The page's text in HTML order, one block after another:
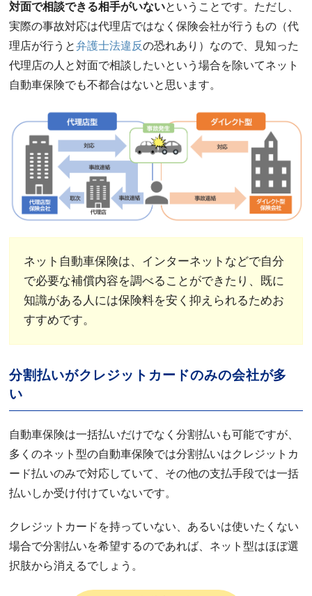
対面で相談できる相手がいないということです。ただし、
実際の事故対応は代理店ではなく保険会社が行うもの（代
理店が行うと弁護士法違反の恐れあり）なので、見知った
代理店の人と対面で相談したいという場合を除いてネット
自動車保険でも不都合はないと思います。
ネット自動車保険は、インターネットなどで自分
で必要な補償内容を調べることができたり、既に
知識がある人には保険料を安く抑えられるためお
すすめです。
分割払いがクレジットカードのみの会社が多
い
自動車保険は一括払いだけでなく分割払いも可能ですが、
多くのネット型の自動車保険では分割払いはクレジットカ
ード払いのみで対応していて、その他の支払手段では一括
払いしか受け付けていないです。
クレジットカードを持っていない、あるいは使いたくない
場合で分割払いを希望するのであれば、ネット型はほぼ選
択肢から消えるでしょう。